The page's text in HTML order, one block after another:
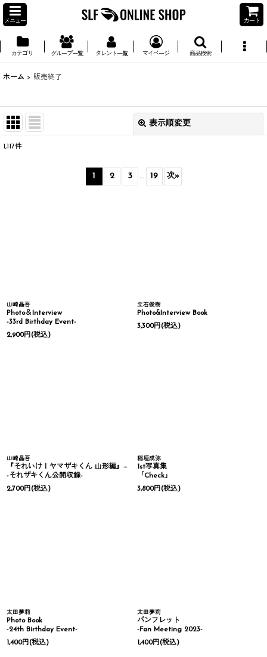
メニュー カート
カテゴリ グループ一覧 タレント一覧 マイページ 商品検索
ホーム > 販売終了
表示順変更
1,117件
1 2 3 ... 19 次»
山崎晶吾
Photo＆Interview
-33rd Birthday Event-
2,900円(税込)
立石俊樹
Photo&Interview Book
3,300円(税込)
山崎晶吾
『それいけ！ヤマザキくん 山形編』Photo Book
-それザキくん公開収録-
2,700円(税込)
稲垣成弥
1st写真集
「Check」
3,800円(税込)
太田夢莉
Photo Book
-24th Birthday Event-
1,400円(税込)
太田夢莉
パンフレット
-Fan Meeting 2023-
1,400円(税込)